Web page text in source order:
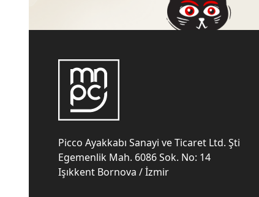
Picco Ayakkabı Sanayi ve Ticaret Ltd. Şti
Egemenlik Mah. 6086 Sok. No: 14
Işıkkent Bornova / İzmir